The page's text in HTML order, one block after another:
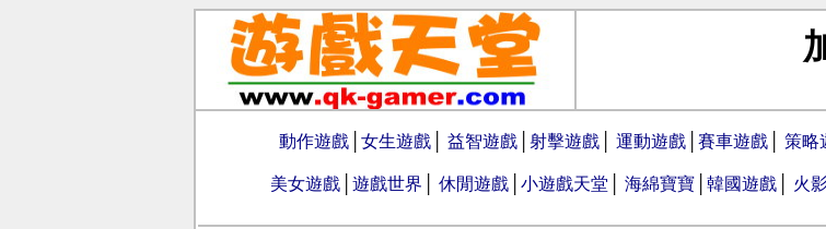
動作遊戲 女生遊戲 益智遊戲 射擊遊戲 運動遊戲 賽車遊戲 策略
美女遊戲 遊戲世界 休閒遊戲 小遊戲天堂 海綿寶寶 韓國遊戲 火